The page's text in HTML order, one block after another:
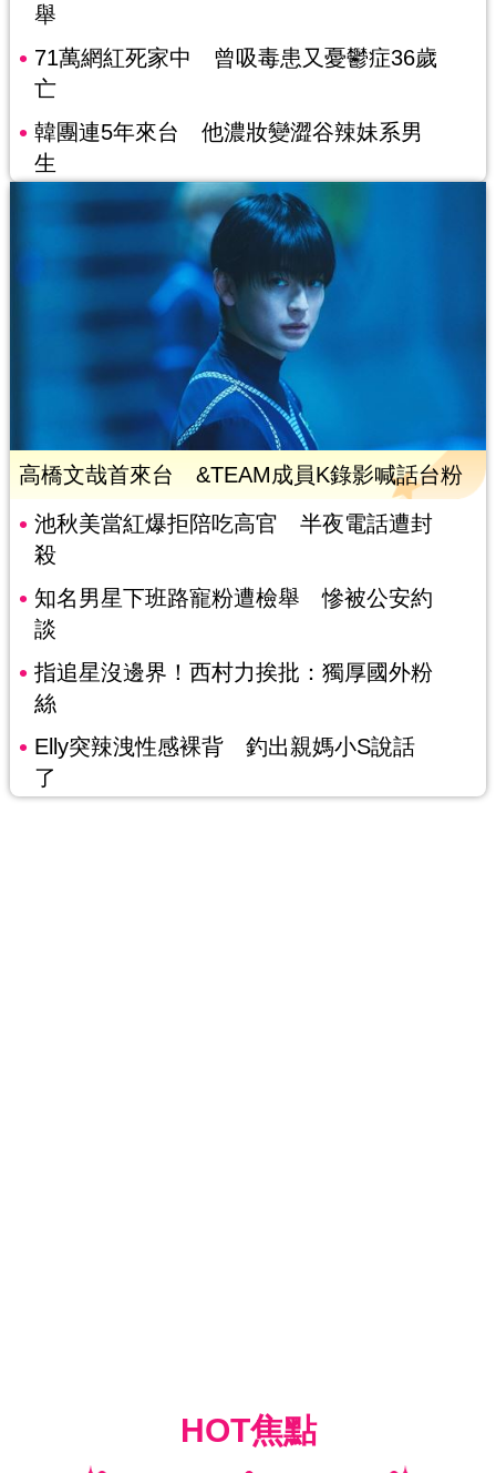
舉
71萬網紅死家中 曾吸毒患又憂鬱症36歲
亡
韓團連5年來台 他濃妝變澀谷辣妹系男
生
高橋文哉首來台 &TEAM成員K錄影喊話台粉
池秋美當紅爆拒陪吃高官 半夜電話遭封
殺
知名男星下班路寵粉遭檢舉 慘被公安約
談
指追星沒邊界！西村力挨批：獨厚國外粉
絲
Elly突辣洩性感裸背 釣出親媽小S說話
了
HOT焦點